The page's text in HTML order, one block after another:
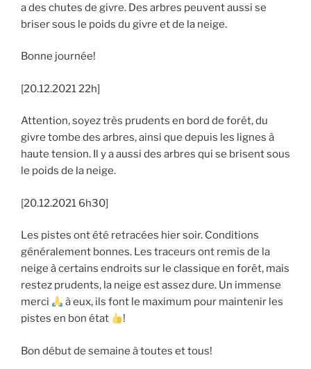
a des chutes de givre. Des arbres peuvent aussi se
briser sous le poids du givre et de la neige.
Bonne journée!
[20.12.2021 22h]
Attention, soyez très prudents en bord de forêt, du
givre tombe des arbres, ainsi que depuis les lignes à
haute tension. Il y a aussi des arbres qui se brisent sous
le poids de la neige.
[20.12.2021 6h30]
Les pistes ont été retracées hier soir. Conditions
généralement bonnes. Les traceurs ont remis de la
neige à certains endroits sur le classique en forêt, mais
restez prudents, la neige est assez dure. Un immense
merci
à eux, ils font le maximum pour maintenir les
pistes en bon état
!
Bon début de semaine à toutes et tous!